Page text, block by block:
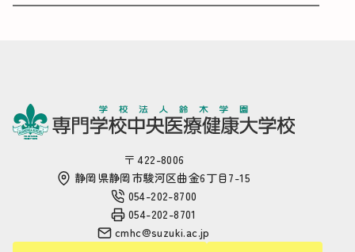
〒 422-8006
静岡県静岡市駿河区曲金6丁目7-15
054-202-8700
054-202-8701
cmhc@suzuki.ac.jp